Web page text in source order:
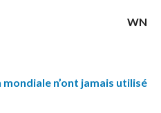
WN
n’ont jamais utilisé